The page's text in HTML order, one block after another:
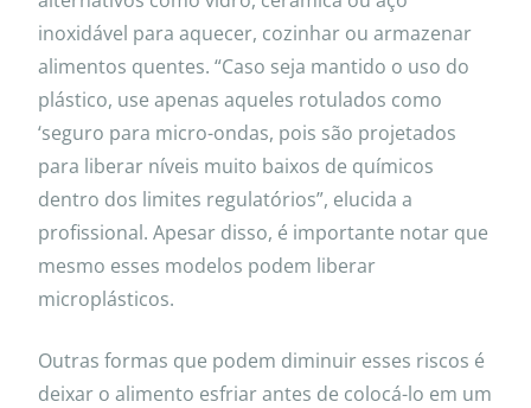
inoxidável para aquecer, cozinhar ou armazenar
alimentos quentes. “Caso seja mantido o uso do
plástico, use apenas aqueles rotulados como
‘seguro para micro-ondas, pois são projetados
para liberar níveis muito baixos de químicos
dentro dos limites regulatórios”, elucida a
profissional. Apesar disso, é importante notar que
mesmo esses modelos podem liberar
microplásticos.
Outras formas que podem diminuir esses riscos é
deixar o alimento esfriar antes de colocá-lo em um